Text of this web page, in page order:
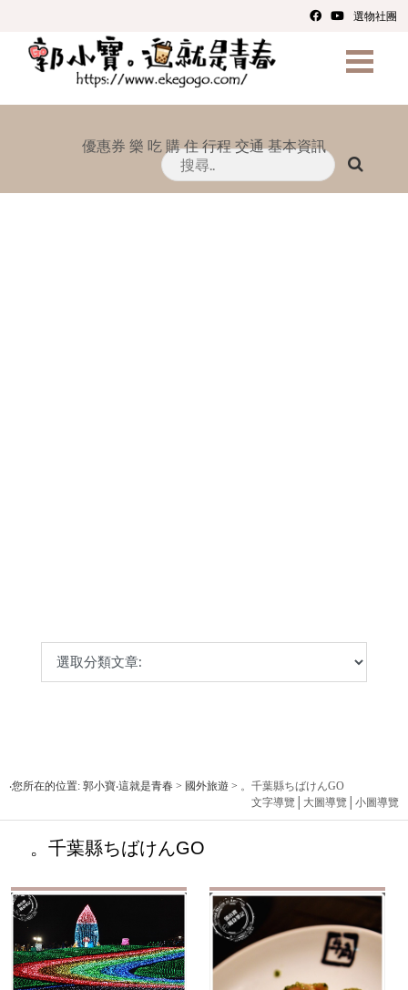
選物社團
優惠券 樂 吃 購 住 行程 交通 基本資訊
‧您所在的位置: 郭小寶‧這就是青春 > 國外旅遊 > 。千葉縣ちばけんGO
文字導覽
大圖導覽 小圖導覽
。千葉縣ちばけんGO